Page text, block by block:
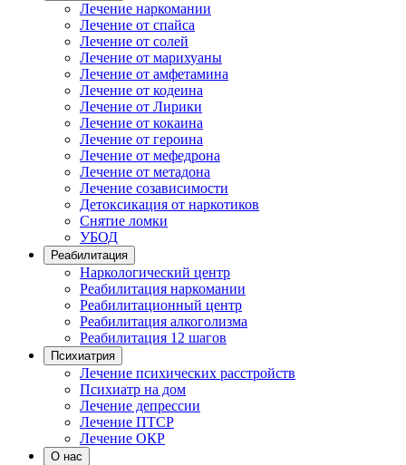
Лечение наркомании
Лечение от спайса
Лечение от солей
Лечение от марихуаны
Лечение от амфетамина
Лечение от кодеина
Лечение от Лирики
Лечение от кокаина
Лечение от героина
Лечение от мефедрона
Лечение от метадона
Лечение созависимости
Детоксикация от наркотиков
Снятие ломки
УБОД
Реабилитация
Наркологический центр
Реабилитация наркомании
Реабилитационный центр
Реабилитация алкоголизма
Реабилитация 12 шагов
Психиатрия
Лечение психических расстройств
Психиатр на дом
Лечение депрессии
Лечение ПТСР
Лечение ОКР
О нас